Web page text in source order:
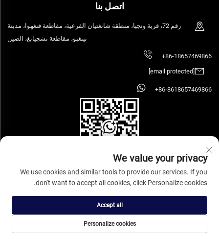
اتصل بنا
رقم 72، قرية ونجيا، منطقة شانغتيان الفرعية، مقاطعة فنغهوا، مدينة
نينغبو، مقاطعة تشجيانغ، الصين
+86-18657469866
+86-8618657469866
حقوق الطبع والنشر © 2026 شركة نينغبو سيهووز للصناعة والتجارة الأثاث المحدودة.
جميع الحقوق محفوظة.سياسة الخصوصية
We value your privacy
We use cookies and similar tools to provide our services. If you
don't want to accept all cookies, click Personalize cookies.
Personalize cookies
Accept all